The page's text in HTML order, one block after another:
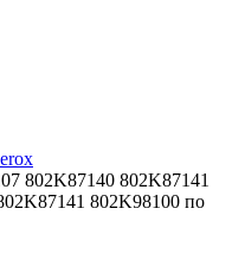
802K87140 802K87141
802K98100 по